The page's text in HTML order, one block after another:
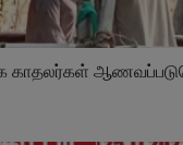
காதலர்கள்